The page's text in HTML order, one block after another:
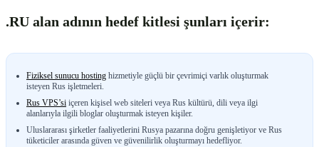
.RU alan adının hedef kitlesi şunları içerir:
Fiziksel sunucu hosting hizmetiyle güçlü bir çevrimiçi varlık oluşturmak
isteyen Rus işletmeleri.
Rus VPS’si içeren kişisel web siteleri veya Rus kültürü, dili veya ilgi
alanlarıyla ilgili bloglar oluşturmak isteyen kişiler.
Uluslararası şirketler faaliyetlerini Rusya pazarına doğru genişletiyor ve Rus
tüketiciler arasında güven ve güvenilirlik oluşturmayı hedefliyor.